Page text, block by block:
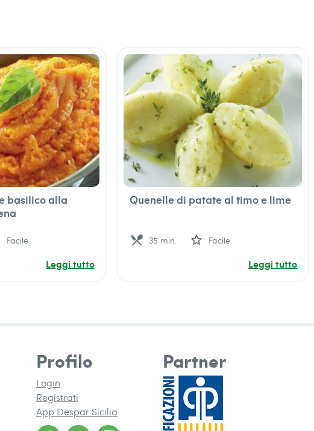
basilico alla
Facile
Leggi tutto
Quenelle di patate al timo e lime
local_dining 35 min. star_outline Facile
Leggi tutto
Profilo
Login
Registrati
App Despar Sicilia
Partner